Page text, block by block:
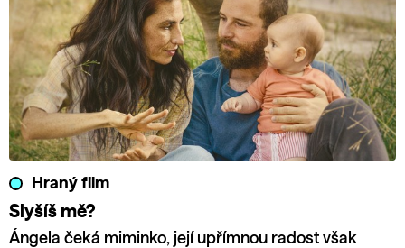
Hraný film
Slyšíš mě?
Ángela čeká miminko, její upřímnou radost však